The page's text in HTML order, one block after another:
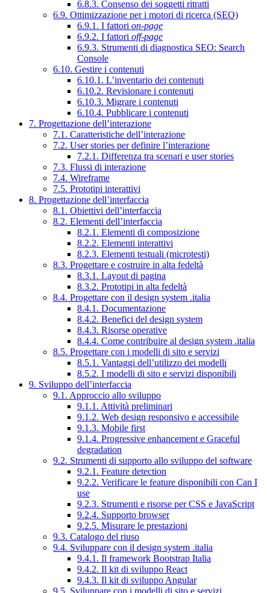
6.8.3. Consenso dei soggetti ritratti
6.9. Ottimizzazione per i motori di ricerca (SEO)
6.9.1. I fattori on-page
6.9.2. I fattori off-page
6.9.3. Strumenti di diagnostica SEO: Search
Console
6.10. Gestire i contenuti
6.10.1. L’inventario dei contenuti
6.10.2. Revisionare i contenuti
6.10.3. Migrare i contenuti
6.10.4. Pubblicare i contenuti
7. Progettazione dell’interazione
7.1. Caratteristiche dell’interazione
7.2. User stories per definire l’interazione
7.2.1. Differenza tra scenari e user stories
7.3. Flussi di interazione
7.4. Wireframe
7.5. Prototipi interattivi
8. Progettazione dell’interfaccia
8.1. Obiettivi dell’interfaccia
8.2. Elementi dell’interfaccia
8.2.1. Elementi di composizione
8.2.2. Elementi interattivi
8.2.3. Elementi testuali (microtesti)
8.3. Progettare e costruire in alta fedeltà
8.3.1. Layout di pagina
8.3.2. Prototipi in alta fedeltà
8.4. Progettare con il design system .italia
8.4.1. Documentazione
8.4.2. Benefici del design system
8.4.3. Risorse operative
8.4.4. Come contribuire al design system .italia
8.5. Progettare con i modelli di sito e servizi
8.5.1. Vantaggi dell’utilizzo dei modelli
8.5.2. I modelli di sito e servizi disponibili
9. Sviluppo dell’interfaccia
9.1. Approccio allo sviluppo
9.1.1. Attività preliminari
9.1.2. Web design responsivo e accessibile
9.1.3. Mobile first
9.1.4. Progressive enhancement e Graceful
degradation
9.2. Strumenti di supporto allo sviluppo del software
9.2.1. Feature detection
9.2.2. Verificare le feature disponibili con Can I
use
9.2.3. Strumenti e risorse per CSS e JavaScript
9.2.4. Supporto browser
9.2.5. Misurare le prestazioni
9.3. Catalogo del riuso
9.4. Sviluppare con il design system .italia
9.4.1. Il framework Bootstrap Italia
9.4.2. Il kit di sviluppo React
9.4.3. Il kit di sviluppo Angular
9.5. Sviluppare con i modelli di sito e servizi